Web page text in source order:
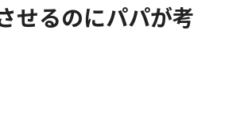
せるのにパパが考